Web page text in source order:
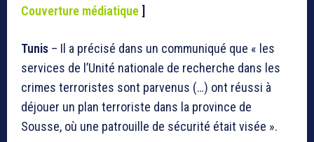
Couverture médiatique ]
Tunis – Il a précisé dans un communiqué que « les
services de l’Unité nationale de recherche dans les
crimes terroristes sont parvenus (…) ont réussi à
déjouer un plan terroriste dans la province de
Sousse, où une patrouille de sécurité était visée ».